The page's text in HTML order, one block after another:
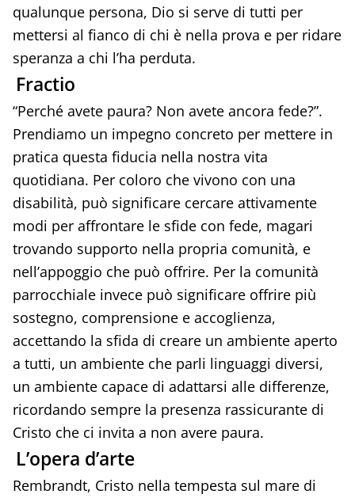
qualunque persona, Dio si serve di tutti per
mettersi al fianco di chi è nella prova e per ridare
speranza a chi l’ha perduta.
Fractio
“Perché avete paura? Non avete ancora fede?”.
Prendiamo un impegno concreto per mettere in
pratica questa fiducia nella nostra vita
quotidiana. Per coloro che vivono con una
disabilità, può significare cercare attivamente
modi per affrontare le sfide con fede, magari
trovando supporto nella propria comunità, e
nell’appoggio che può offrire. Per la comunità
parrocchiale invece può significare offrire più
sostegno, comprensione e accoglienza,
accettando la sfida di creare un ambiente aperto
a tutti, un ambiente che parli linguaggi diversi,
un ambiente capace di adattarsi alle differenze,
ricordando sempre la presenza rassicurante di
Cristo che ci invita a non avere paura.
L’opera d’arte
Rembrandt, Cristo nella tempesta sul mare di